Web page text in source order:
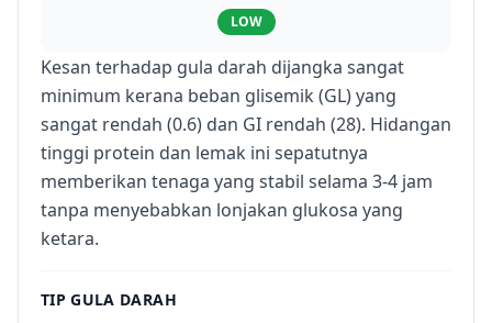
LOW
Kesan terhadap gula darah dijangka sangat
minimum kerana beban glisemik (GL) yang
sangat rendah (0.6) dan GI rendah (28). Hidangan
tinggi protein dan lemak ini sepatutnya
memberikan tenaga yang stabil selama 3-4 jam
tanpa menyebabkan lonjakan glukosa yang
ketara.
TIP GULA DARAH